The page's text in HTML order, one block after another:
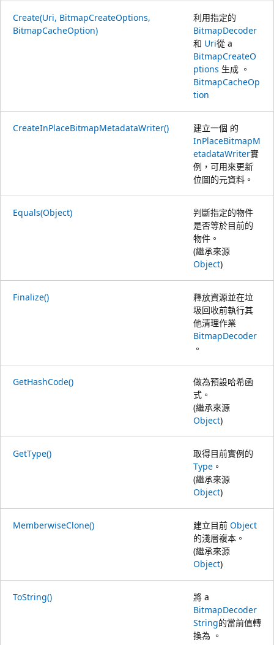
Create(Uri, BitmapCreateOptions,
BitmapCacheOption)
利用指定的
BitmapDecoder
和 Uri從 a
BitmapCreateO
ptions 生成 。
BitmapCacheOp
tion
CreateInPlaceBitmapMetadataWriter()
建立一個 的
InPlaceBitmapM
etadataWriter實
例，可用來更新
位圖的元資料。
Equals(Object)
判斷指定的物件
是否等於目前的
物件。
(繼承來源
Object)
Finalize()
釋放資源並在垃
圾回收前執行其
他清理作業
BitmapDecoder
。
GetHashCode()
做為預設哈希函
式。
(繼承來源
Object)
GetType()
取得目前實例的
Type 。
(繼承來源
Object)
MemberwiseClone() 建立目前 Object
的淺層複本。
(繼承來源
Object)
ToString()
將 a
BitmapDecoder
String的當前值轉
換為 。